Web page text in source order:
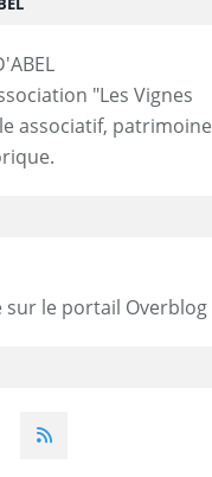
"Les Vignes
associatif, patrimoine
sur le portail Overblog